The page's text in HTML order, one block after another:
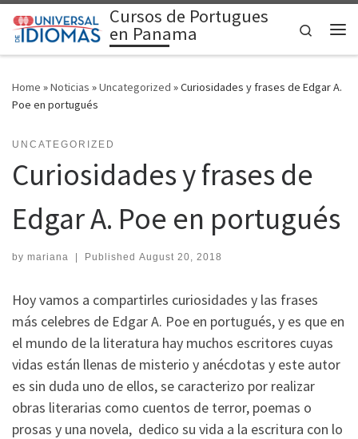
Skip to content Cursos de Portugues
en Panama
Search
Home »Noticias »Uncategorized »Curiosidades y frases de Edgar A.
Poe en portugués
UNCATEGORIZED
Curiosidades y frases de
Edgar A. Poe en portugués
by mariana Published August 20, 2018
Hoy vamos a compartirles curiosidades y las frases
más celebres de Edgar A. Poe en portugués, y es que en
el mundo de la literatura hay muchos escritores cuyas
vidas están llenas de misterio y anécdotas y este autor
es sin duda uno de ellos, se caracterizo por realizar
obras literarias como cuentos de terror, poemas o
prosas y una novela, dedico su vida a la escritura con lo